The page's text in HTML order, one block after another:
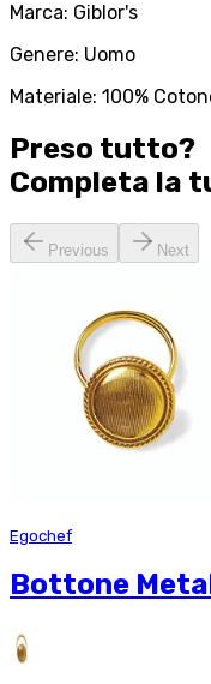
Marca: Giblor's
Genere: Uomo
Materiale: 100%
Preso tutto?
Completa la
Previous Next
Egochef
Bottone